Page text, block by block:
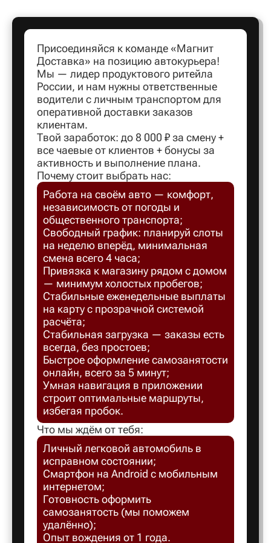
Артем
Балахна
Балтийск
Батайск
Присоединяйся к команде «Магнит
Доставка» на позицию автокурьера!
Мы — лидер продуктового ритейла
России, и нам нужны ответственные
водители с личным транспортом для
оперативной доставки заказов
клиентам.
Твой заработок: до 8 000 ₽ за смену +
все чаевые от клиентов + бонусы за
активность и выполнение плана.
Почему стоит выбрать нас:
Работа на своём авто — комфорт,
независимость от погоды и
общественного транспорта;
Свободный график: планируй слоты
на неделю вперёд, минимальная
смена всего 4 часа;
Привязка к магазину рядом с домом
— минимум холостых пробегов;
Стабильные еженедельные выплаты
на карту с прозрачной системой
расчёта;
Стабильная загрузка — заказы есть
всегда, без простоев;
Быстрое оформление самозанятости
онлайн, всего за 5 минут;
Умная навигация в приложении
строит оптимальные маршруты,
избегая пробок.
Что мы ждём от тебя:
Личный легковой автомобиль в
исправном состоянии;
Смартфон на Android с мобильным
интернетом;
Готовность оформить
самозанятость (мы поможем
удалённо);
Опыт вождения от 1 года.